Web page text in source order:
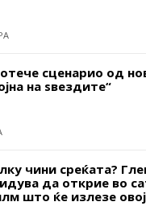
сценарио од
на ѕвездите“
чини среќата?
да открие во
што ќе излезе